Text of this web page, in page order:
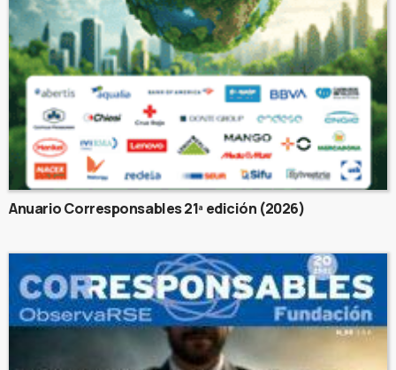
Anuario Corresponsables 21ª edición (2026)